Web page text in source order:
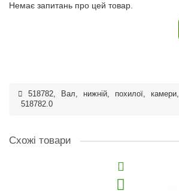
Немає запитань про цей товар.
518782, Вал, нижній, похилої, камери,
518782.0
Схожі товари